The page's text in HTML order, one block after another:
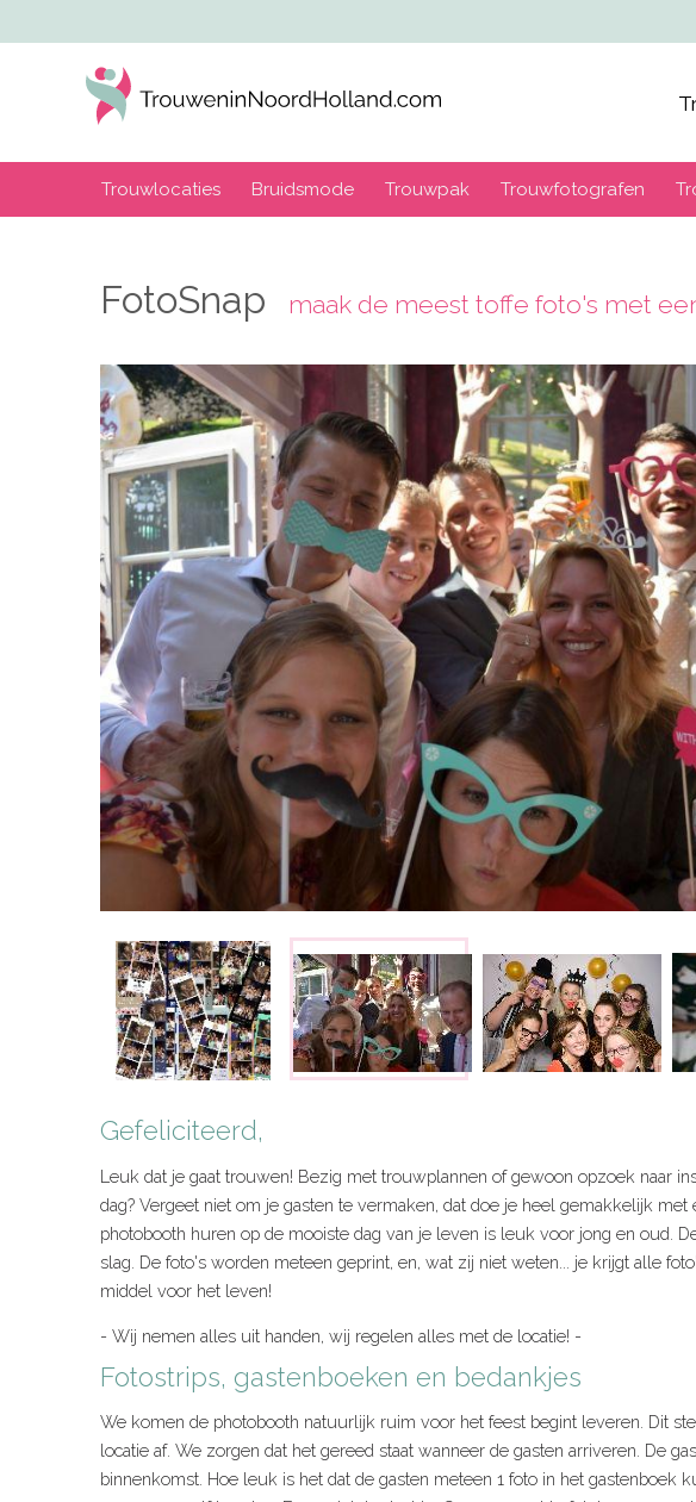
Trouwlocaties Bruidsmode Trouwpak Trouwfotografen
FotoSnap maak de meest toffe foto's met
Gefeliciteerd,
Leuk dat je gaat trouwen! Bezig met trouwplannen of gewoon opzoek naar
dag? Vergeet niet om je gasten te vermaken, dat doe je heel gemakkelijk met
photobooth huren op de mooiste dag van je leven is leuk voor jong en oud.
slag. De foto's worden meteen geprint, en, wat zij niet weten... je krijgt alle
middel voor het leven!
- Wij nemen alles uit handen, wij regelen alles met de locatie! -
Fotostrips, gastenboeken en bedankjes
We komen de photobooth natuurlijk ruim voor het feest begint leveren. Dit
locatie af. We zorgen dat het gereed staat wanneer de gasten arriveren. De
binnenkomst. Hoe leuk is het dat de gasten meteen 1 foto in het gastenboek